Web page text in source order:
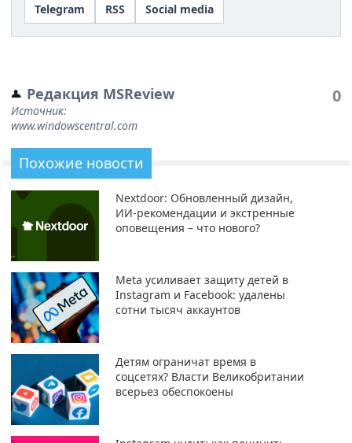
Telegram
RSS Social media
Редакция MSReview
Источник:
www.windowscentral.com
0
Похожие новости
Nextdoor: Обновленный дизайн,
ИИ-рекомендации и экстренные
оповещения – что нового?
Meta усиливает защиту детей в
Instagram и Facebook: удалены
сотни тысяч аккаунтов
Детям ограничат время в
соцсетях? Власти Великобритании
всерьез обеспокоены